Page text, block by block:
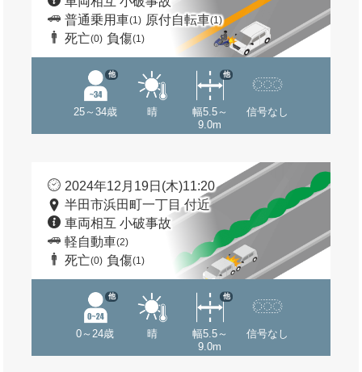
普通乗用車(1) 原付自転車(1)
死亡(0) 負傷(1)
25～34歳
他
晴
幅5.5～
9.0m
他
信号なし
2024年12月19日(木)11:20
半田市浜田町一丁目 付近
車両相互 小破事故
軽自動車(2)
死亡(0) 負傷(1)
0～24歳
他
晴
幅5.5～
9.0m
他
信号なし